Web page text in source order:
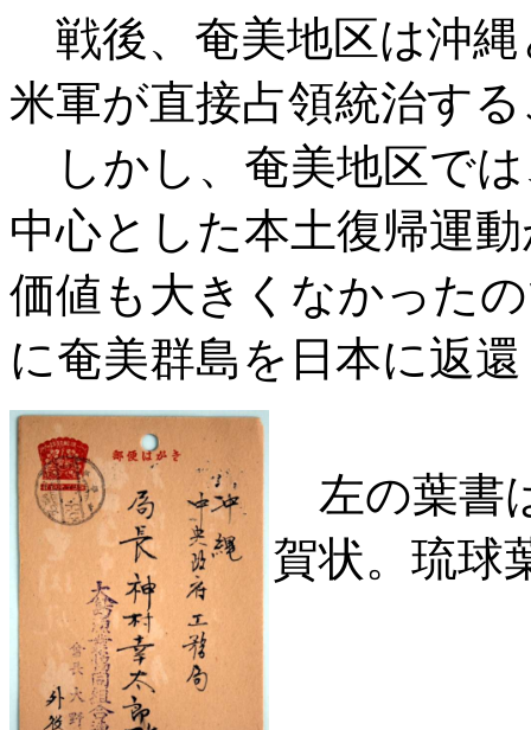
戦後、奄美地区は沖
米軍が直接占領統治す
しかし、奄美地区で
中心とした本土復帰運
価値も大きくなかった
に奄美群島を日本に返
左の葉書
賀状。琉球